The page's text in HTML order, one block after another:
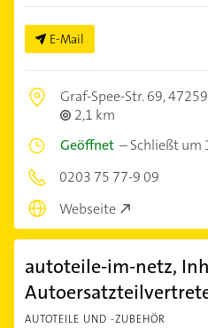
E-Mail
Graf-Spee-Str. 69,
2,1 km
Geöffnet –Schließt um
0203 75 77-9 09
Webseite
autoteile-im-netz,
AUTOTEILE UND -ZUBEHÖR